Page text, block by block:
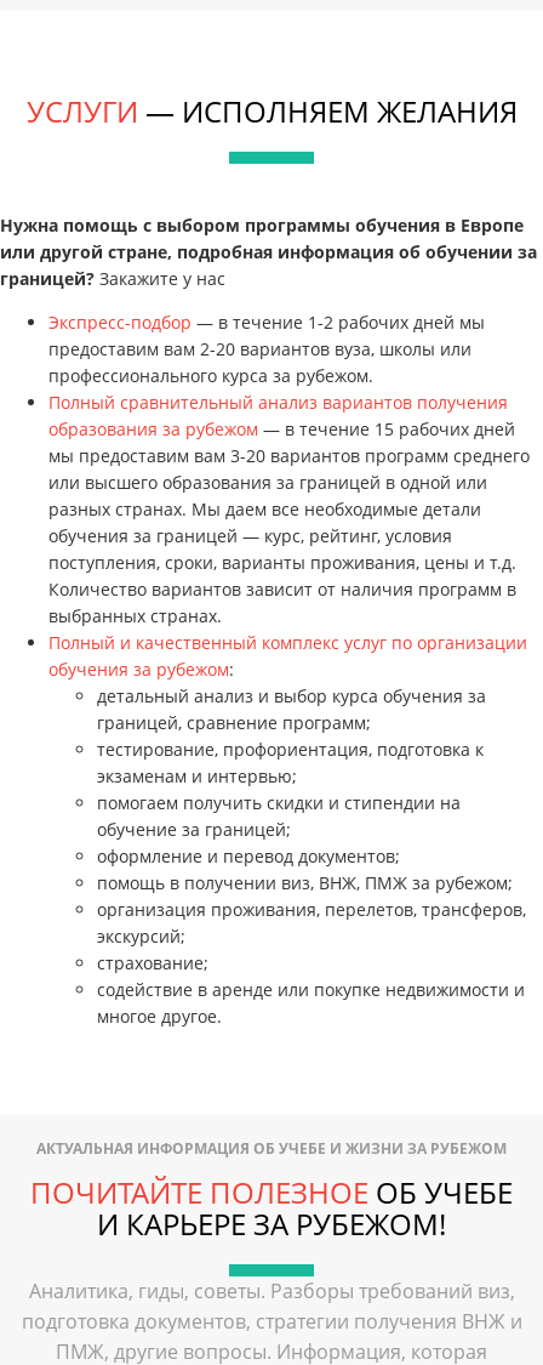
УСЛУГИ — ИСПОЛНЯЕМ ЖЕЛАНИЯ
Нужна помощь с выбором программы обучения в Европе
или другой стране, подробная информация об обучении за
границей? Закажите у нас
Экспресс-подбор — в течение 1-2 рабочих дней мы
предоставим вам 2-20 вариантов вуза, школы или
профессионального курса за рубежом.
Полный сравнительный анализ вариантов получения
образования за рубежом — в течение 15 рабочих дней
мы предоставим вам 3-20 вариантов программ среднего
или высшего образования за границей в одной или
разных странах. Мы даем все необходимые детали
обучения за границей — курс, рейтинг, условия
поступления, сроки, варианты проживания, цены и т.д.
Количество вариантов зависит от наличия программ в
выбранных странах.
Полный и качественный комплекс услуг по организации
обучения за рубежом:
детальный анализ и выбор курса обучения за
границей, сравнение программ;
тестирование, профориентация, подготовка к
экзаменам и интервью;
помогаем получить скидки и стипендии на
обучение за границей;
оформление и перевод документов;
помощь в получении виз, ВНЖ, ПМЖ за рубежом;
организация проживания, перелетов, трансферов,
экскурсий;
страхование;
содействие в аренде или покупке недвижимости и
многое другое.
АКТУАЛЬНАЯ ИНФОРМАЦИЯ ОБ УЧЕБЕ И ЖИЗНИ ЗА РУБЕЖОМ
ПОЧИТАЙТЕ ПОЛЕЗНОЕ ОБ УЧЕБЕ
И КАРЬЕРЕ ЗА РУБЕЖОМ!
Аналитика, гиды, советы. Разборы требований виз,
подготовка документов, стратегии получения ВНЖ и
ПМЖ, другие вопросы. Информация, которая